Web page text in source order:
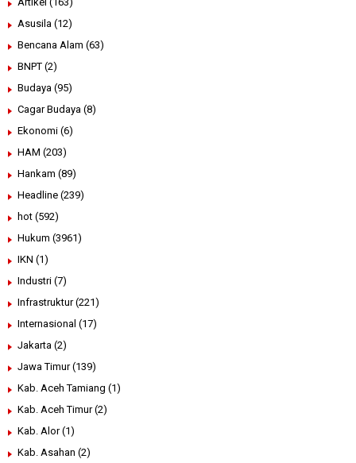
Asusila (12)
Bencana Alam (63)
BNPT (2)
Budaya (95)
Cagar Budaya (8)
Ekonomi (6)
HAM (203)
Hankam (89)
Headline (239)
hot (592)
Hukum (3961)
IKN (1)
Industri (7)
Infrastruktur (221)
Internasional (17)
Jakarta (2)
Jawa Timur (139)
Kab. Aceh Tamiang (1)
Kab. Aceh Timur (2)
Kab. Alor (1)
Kab. Asahan (2)